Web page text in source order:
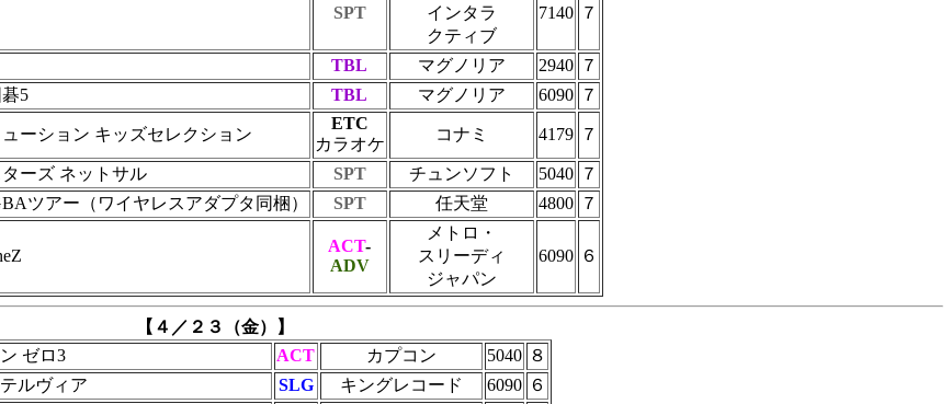
SPT
インタラ
クティブ
7140 ７
TBL マグノリア 2940
７
5 TBL マグノリア 6090 ７
ーション キッズセレクション
ETC
カラオケ
コナミ 4179 ７
ーズ ネットサル SPT チュンソフト 5040
７
ツアー（ワイヤレスアダプタ同梱） SPT 任天堂 4800 ７
ACT-
ADV
メトロ・
スリーディ
ジャパン
6090 ６
【４／２３（金）】
ゼロ3 ACT カプコン 5040 ８
ルヴィア SLG キングレコード 6090 ６